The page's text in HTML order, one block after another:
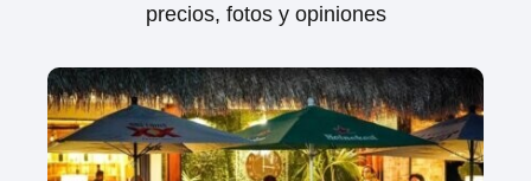
precios, fotos y opiniones